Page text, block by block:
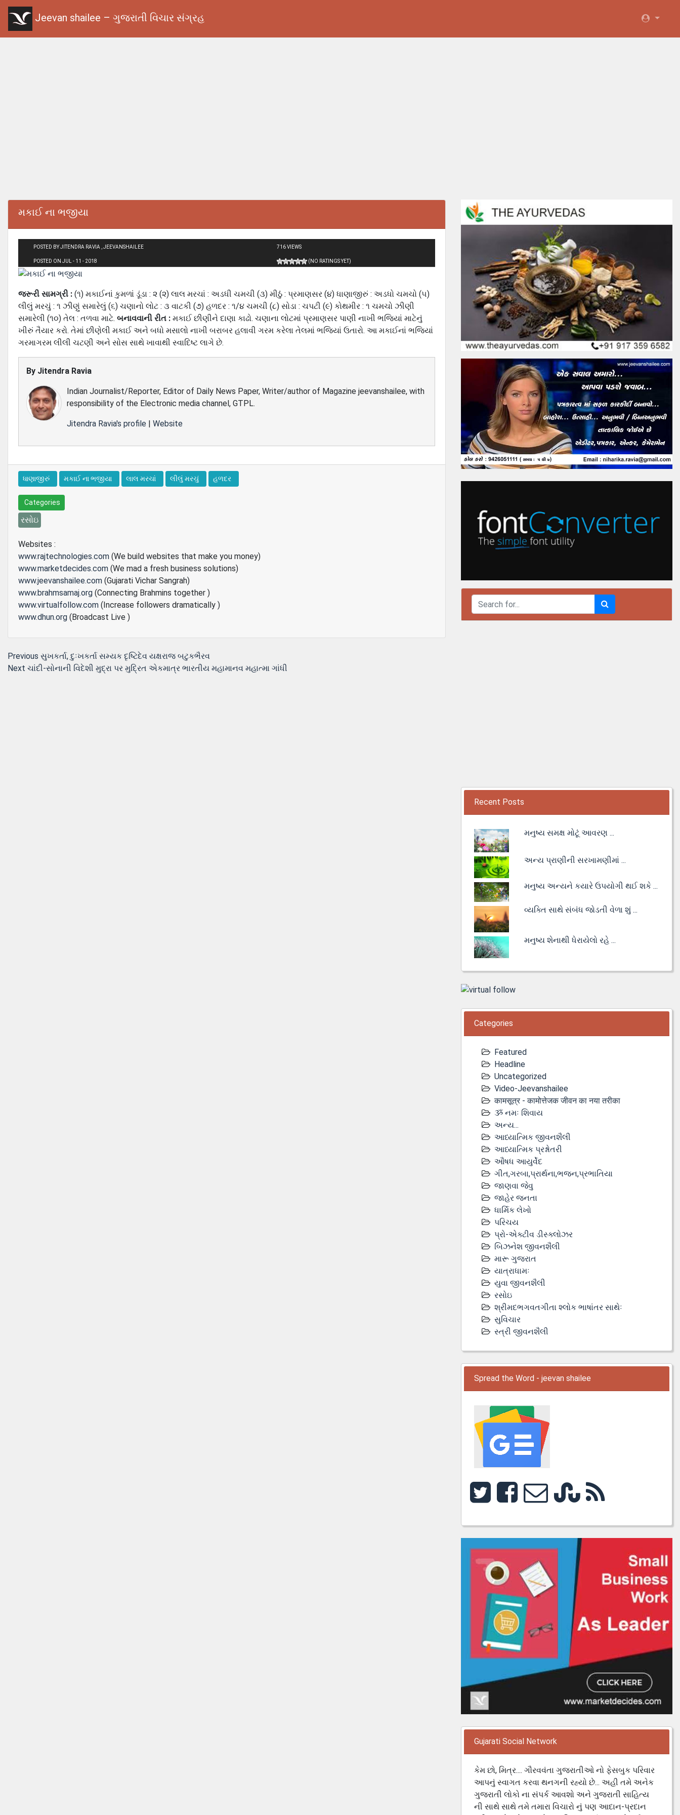
Jeevan shailee – ગુજરાતી વિચાર સંગ્રહ
મકાઈ ના ભજીયા
POSTED BY JITENDRA RAVIA , JEEVANSHAILEE
POSTED ON JUL - 11 - 2018
716 VIEWS
(NO RATINGS YET)
જરૂરી સામગ્રી : (૧) મકાઈનાં કુમળાં ડૂંડા : ૨ (૨) લાલ મરચાં : અડધી ચમચી (૩) મીઠું : પ્રમાણસર (૪) ધાણાજીરું : અડધો ચમચો (૫)
લીલું મરચું : ૧ ઝીણું સમારેલું (૬) ચણાનો લોટ : ૩ વાટકી (૭) હળદર : ૧/૪ ચમચી (૮) સોડા : ચપટી (૯) કોથમીર : ૧ ચમચો ઝીણી
સમારેલી (૧૦) તેલ : તળવા માટે. બનાવવાની રીત : મકાઈ છીણીને દાણા કાઢો. ચણાના લોટમાં પ્રમાણસર પાણી નાખી ભજિયાં માટેનું
ખીરું તૈયાર કરો. તેમાં છીણેલી મકાઈ અને બધો મસાલો નાખી બરાબર હલાવી ગરમ કરેલા તેલમાં ભજિયાં ઉતારો. આ મકાઈનાં ભજિયાં
ગરમાગરમ લીલી ચટણી અને સોસ સાથે ખાવાથી સ્વાદિષ્‍ટ લાગે છે.
By Jitendra Ravia
Indian Journalist/Reporter, Editor of Daily News Paper, Writer/author of Magazine jeevanshailee, with
responsibility of the Electronic media channel, GTPL.
Jitendra Ravia's profile | Website
ધાણાજીરું મકાઈ ના ભજીયા લાલ મરચાં લીલું મરચું હળદર
Categories
રસોઇ
Websites :
www.rajtechnologies.com (We build websites that make you money)
www.marketdecides.com (We mad a fresh business solutions)
www.jeevanshailee.com (Gujarati Vichar Sangrah)
www.brahmsamaj.org (Connecting Brahmins together )
www.virtualfollow.com (Increase followers dramatically )
www.dhun.org (Broadcast Live )
Post
Previous Previous
post:
સુખકર્તા, દુઃખકર્તા સમ્યક દૃષ્ટિદેવ યક્ષરાજ બટુકભૈરવ
Next Next
ચાંદી-સોનાની વિદેશી મુદ્રા પર મુદ્રિત એકમાત્ર ભારતીય મહામાનવ મહાત્મા ગાંધી
Recent Posts
મનુષ્ય સમક્ષ મોટૂં આવરણ ...
અન્ય પ્રાણીની સરખામણીમાં ...
મનુષ્ય અન્યને કયારે ઉપયોગી થઈ શકે ...
વ્યક્તિ સાથે સંબંધ જોડતી વેળા શું ...
મનુષ્ય શેનાથી ધેરાયેલો રહે ...
Categories
Featured
Headline
Uncategorized
Video-Jeevanshailee
कामसूत्र - कामोत्तेजक जीवन का नया तरीका
ૐ નમઃ શિવાય
અન્ય...
આધ્યાત્મિક જીવનશૈલી
આધ્યાત્મિક પ્રશ્નોતરી
ઔષધ આયુર્વેદ
ગીત,ગરબા,પ્રાર્થના,ભજન,પ્રભાતિયા
જાણવા જેવુ
જાહેર જનતા
ધાર્મિક લેખો
પરિચય
પ્રો-એક્ટીવ ડીસ્‍ક્લોઝર
બિઝનેશ જીવનશૈલી
મારૂ ગુજરાત
યાત્રાધામઃ
યુવા જીવનશૈલી
રસોઇ
શ્રીમદભગવતગીતા શ્લોક ભાષાંતર સાથેઃ
સુવિચાર
સ્ત્રી જીવનશૈલી
Spread the Word - jeevan shailee
Gujarati Social Network
કેમ છો, મિત્ર.... ગૌરવવંતા ગુજરાતીઓ નો ફેસબુક પરિવાર
આપનું સ્વાગત કરવા થનગની રહ્યો છે... અહી તમે અનેક
ગુજરાતી લોકો ના સંપર્ક આવશો અને ગુજરાતી સાહિત્ય
ની સાથે સાથે તમે તમારા વિચારો નું પણ આદાન-પ્રદાન